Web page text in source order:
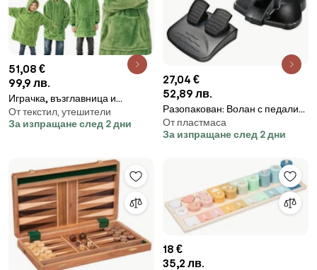
51,08 €
99,9 лв.
Играчка, възглавница и
суитшърт в едно PILLOWPET,
Универсален размер, Лесно
От текстил, утешители
За изпращане след 2 дни
27,04 €
52,89 лв.
Разопакован: Волан с педали
Esperanza Nitro EG103, 13
бутона, За PC/PS2/PS3, USB,
От пластмаса
За изпращане след 2 дни
18 €
35,2 лв.